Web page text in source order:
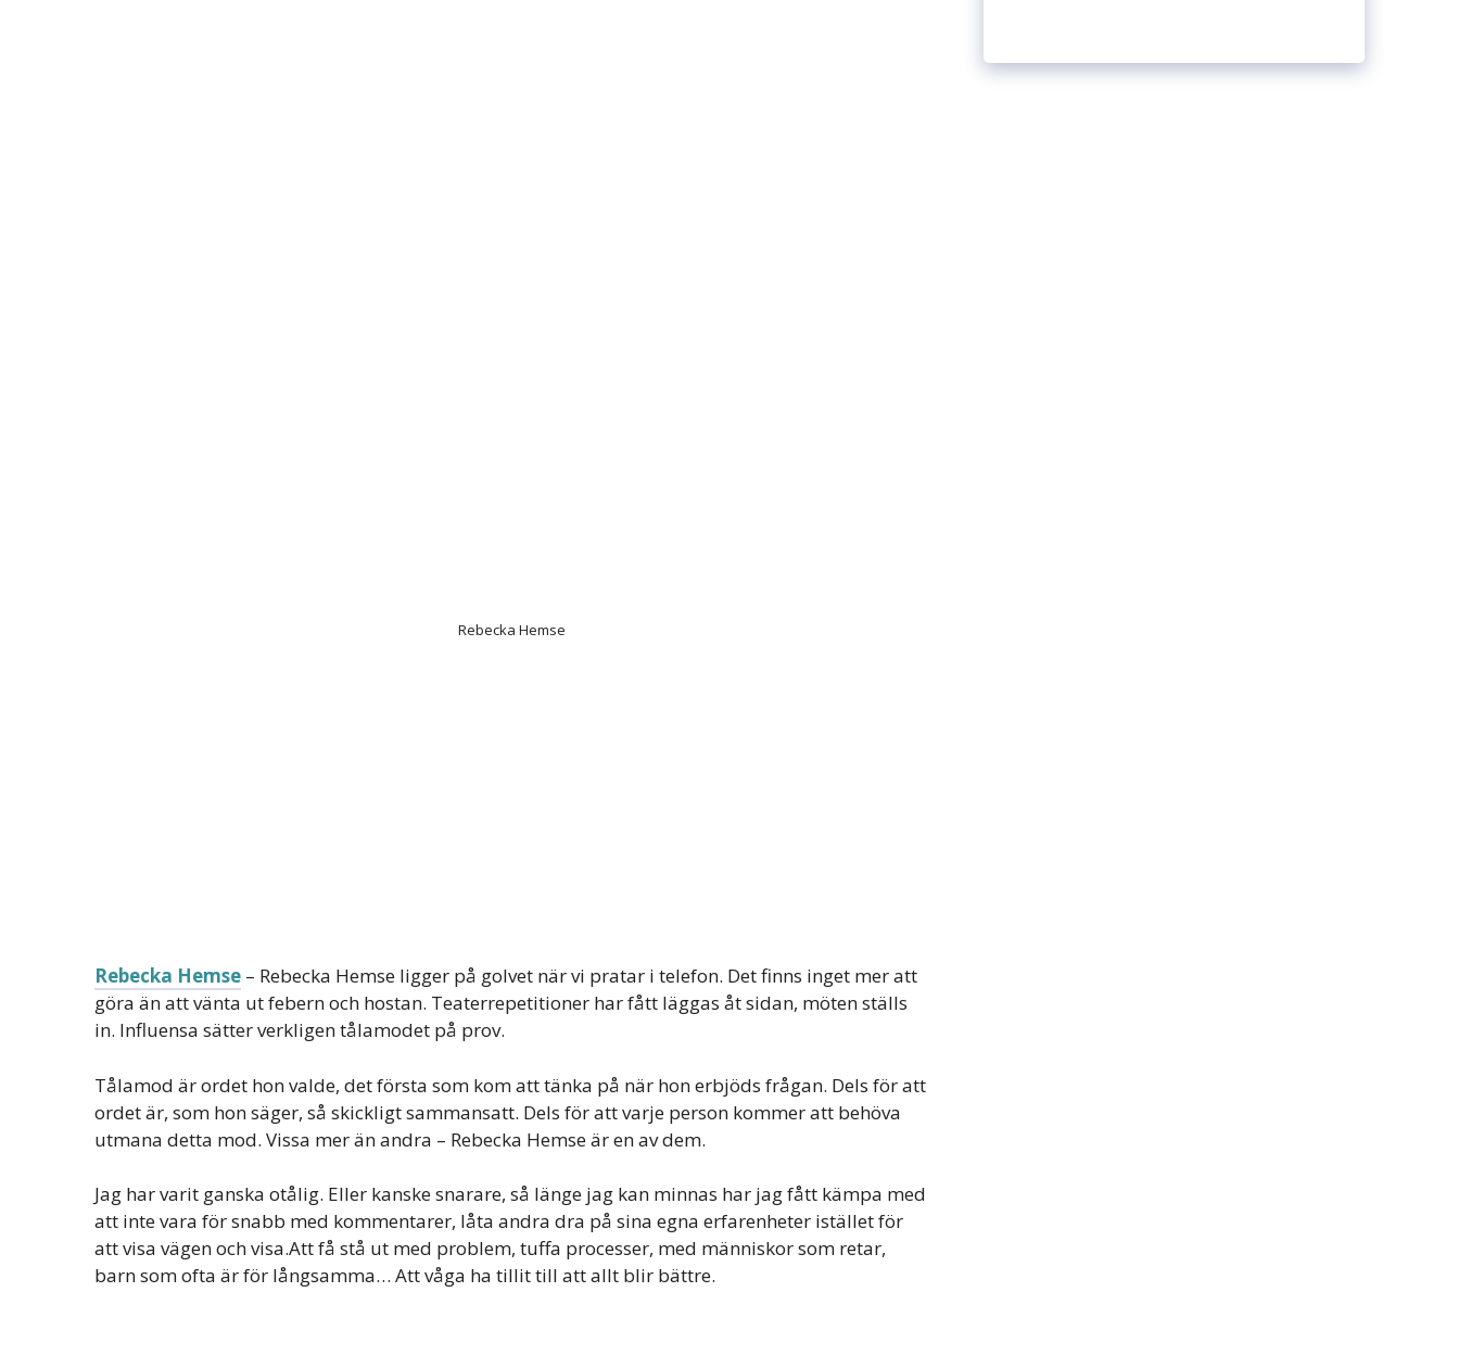
Rebecka Hemse
Rebecka Hemse – Rebecka Hemse ligger på golvet när vi pratar i telefon. Det finns inget mer att
göra än att vänta ut febern och hostan. Teaterrepetitioner har fått läggas åt sidan, möten ställs
in. Influensa sätter verkligen tålamodet på prov.
Tålamod är ordet hon valde, det första som kom att tänka på när hon erbjöds frågan. Dels för att
ordet är, som hon säger, så skickligt sammansatt. Dels för att varje person kommer att behöva
utmana detta mod. Vissa mer än andra – Rebecka Hemse är en av dem.
Jag har varit ganska otålig. Eller kanske snarare, så länge jag kan minnas har jag fått kämpa med
att inte vara för snabb med kommentarer, låta andra dra på sina egna erfarenheter istället för
att visa vägen och visa.Att få stå ut med problem, tuffa processer, med människor som retar,
barn som ofta är för långsamma… Att våga ha tillit till att allt blir bättre.